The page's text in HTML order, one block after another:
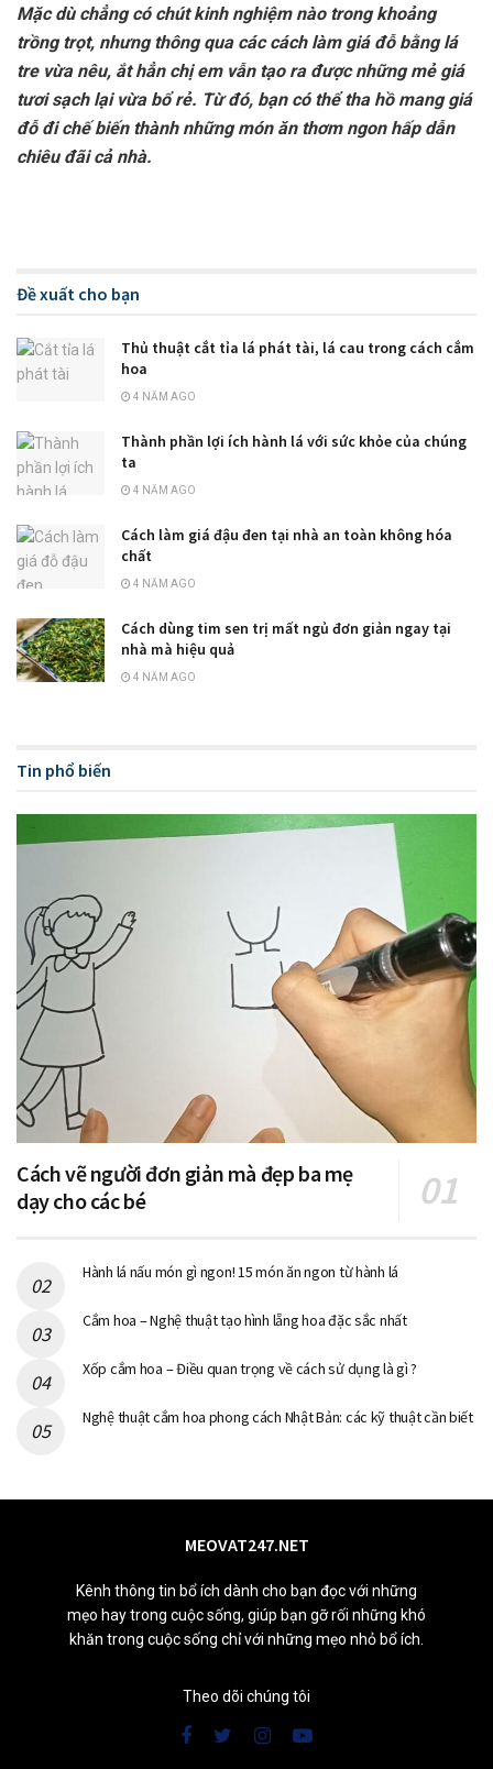
Mặc dù chẳng có chút kinh nghiệm nào trong khoảng
trồng trọt, nhưng thông qua các cách làm giá đỗ bằng lá
tre vừa nêu, ắt hẳn chị em vẫn tạo ra được những mẻ giá
tươi sạch lại vừa bổ rẻ. Từ đó, bạn có thể tha hồ mang giá
đỗ đi chế biến thành những món ăn thơm ngon hấp dẫn
chiêu đãi cả nhà.
Đề xuất cho bạn
Thủ thuật cắt tỉa lá phát tài, lá cau trong cách cắm
hoa
4 NĂM AGO
Thành phần lợi ích hành lá với sức khỏe của chúng
ta
4 NĂM AGO
Cách làm giá đậu đen tại nhà an toàn không hóa
chất
4 NĂM AGO
Cách dùng tim sen trị mất ngủ đơn giản ngay tại
nhà mà hiệu quả
4 NĂM AGO
Tin phổ biến
Cách vẽ người đơn giản mà đẹp ba mẹ
dạy cho các bé
Hành lá nấu món gì ngon! 15 món ăn ngon từ hành lá
Cắm hoa – Nghệ thuật tạo hình lẵng hoa đặc sắc nhất
Xốp cắm hoa – Điều quan trọng về cách sử dụng là gì ?
Nghệ thuật cắm hoa phong cách Nhật Bản: các kỹ thuật cần biết
MEOVAT247.NET
Kênh thông tin bổ ích dành cho bạn đọc với những
mẹo hay trong cuộc sống, giúp bạn gỡ rối những khó
khăn trong cuộc sống chỉ với những mẹo nhỏ bổ ích.
Theo dõi chúng tôi